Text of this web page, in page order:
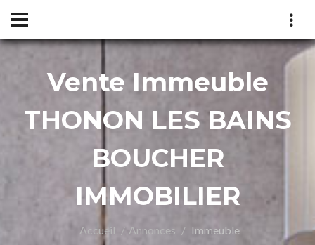
Vente Immeuble
THONON LES BAINS
BOUCHER
IMMOBILIER
Accueil Annonces Immeuble